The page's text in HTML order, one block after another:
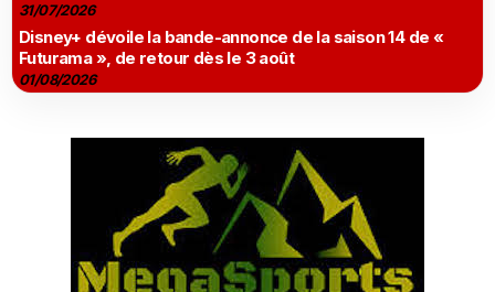
31/07/2026
Disney+ dévoile la bande-annonce de la saison 14 de «
Futurama », de retour dès le 3 août
01/08/2026